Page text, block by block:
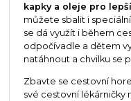
kapky a oleje pro
můžete sbalit i
se dá využít i během
odpočívadle a dětem
natáhnout a chvilku se
Zbavte se cestovní
své cestovní lékárničky